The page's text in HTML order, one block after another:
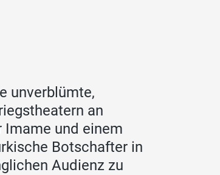
unverblümte,
an
Imame und einem
Botschafter in
Audienz zu